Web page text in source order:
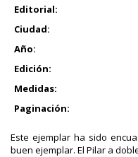
Editorial:
Ciudad:
Año:
Edición:
Medidas:
Paginación:
Este ejemplar ha sido
buen ejemplar. El Pilar a